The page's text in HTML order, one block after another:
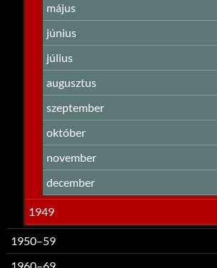
május
június
július
augusztus
szeptember
október
november
december
1949
1950–59